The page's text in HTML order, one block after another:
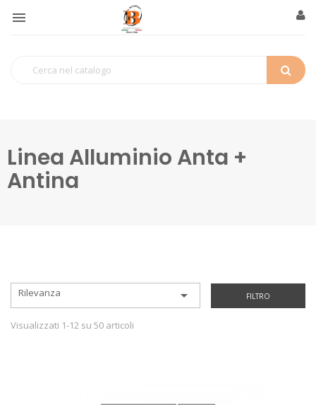

Linea Alluminio Anta +
Antina
Rilevanza  FILTRO
Visualizzati 1-12 su 50 articoli